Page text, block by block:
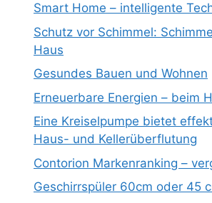
Smart Home – intelligente
Schutz vor Schimmel:
Haus
Gesundes Bauen und Wohnen
Erneuerbare Energien – beim
Eine Kreiselpumpe bietet
Haus- und Kellerüberflutung
Contorion Markenranking –
Geschirrspüler 60cm oder 45